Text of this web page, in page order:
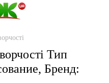
Тип
Бренд: